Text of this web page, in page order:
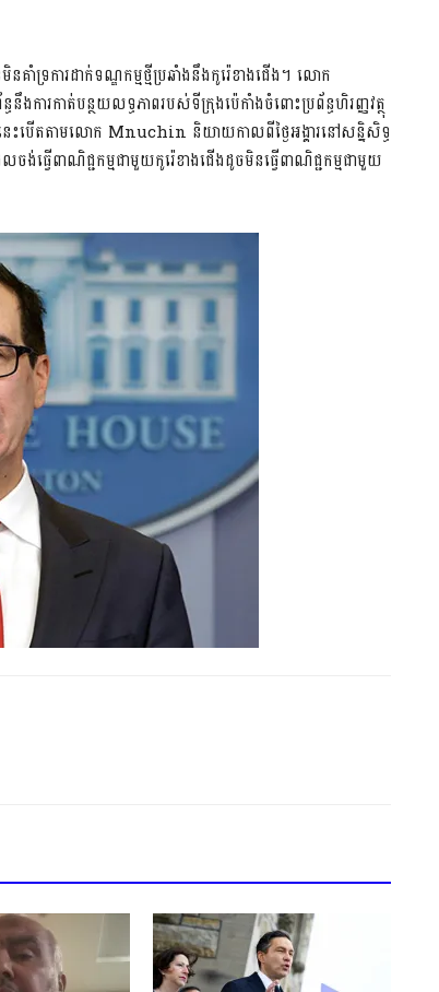
ាំទ្រការដាក់ទណ្ឌកម្មថ្មីប្រឆាំងនឹងកូរ៉េខាងជើង។ លោក
ារកាត់បន្ថយលទ្ធភាពរបស់ទីក្រុងប៉េកាំងចំពោះប្រព័ន្ធហិរញ្ញវត្ថុ
រនេះបើតតាមលោក Mnuchin និយាយកាលពីថ្ងៃអង្គារនៅសន្និសិទ្ធ
ើពាណិជ្ជកម្មជាមួយកូរ៉េខាងជើងដូចមិនធ្វើពាណិជ្ជកម្មជាមួយ